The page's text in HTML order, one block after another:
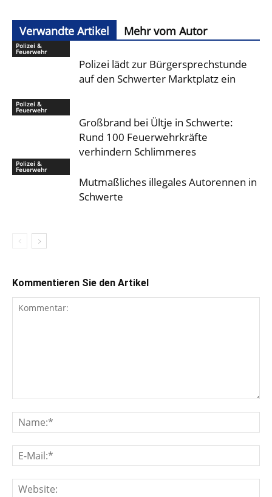
Verwandte Artikel Mehr vom Autor
Polizei &
Feuerwehr
Polizei lädt zur Bürgersprechstunde
auf den Schwerter Marktplatz ein
Polizei &
Feuerwehr
Großbrand bei Ültje in Schwerte:
Rund 100 Feuerwehrkräfte
verhindern Schlimmeres
Polizei &
Feuerwehr
Mutmaßliches illegales Autorennen in
Schwerte
Kommentieren Sie den Artikel